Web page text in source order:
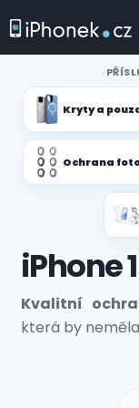
obsah
Kryty a
Ochrana
iPhone
Kvalitní
která by